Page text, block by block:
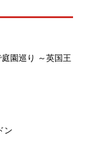
園巡り ～英国王
ン